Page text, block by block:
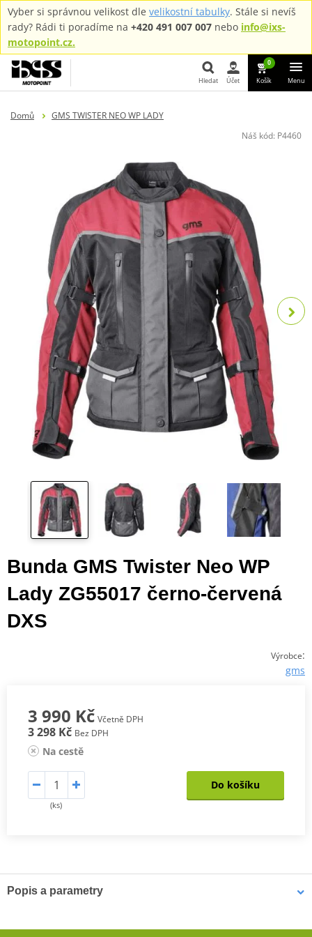
Vyber si správnou velikost dle velikostní tabulky. Stále si nevíš
rady? Rádi ti poradíme na +420 491 007 007 nebo info@ixs-
motopoint.cz.
Hledat Účet
0
Košík Menu
Domů
GMS TWISTER NEO WP LADY
Náš kód: P4460
Bunda GMS Twister Neo WP
Lady ZG55017 černo-červená
DXS
Výrobce:
gms
3 990 Kč Včetně DPH
3 298 Kč Bez DPH
Na cestě
(ks)
Do košíku
Popis a parametry